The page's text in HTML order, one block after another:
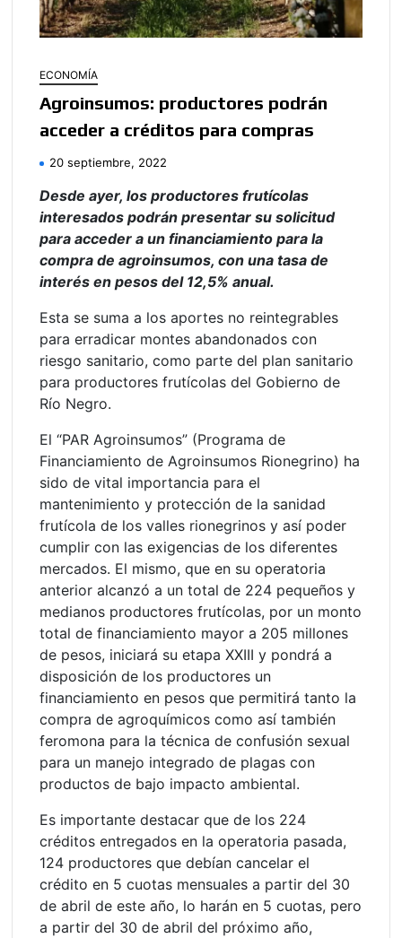
ECONOMÍA
Agroinsumos: productores podrán
acceder a créditos para compras
20 septiembre, 2022
Desde ayer, los productores frutícolas
interesados podrán presentar su solicitud
para acceder a un financiamiento para la
compra de agroinsumos, con una tasa de
interés en pesos del 12,5% anual.
Esta se suma a los aportes no reintegrables
para erradicar montes abandonados con
riesgo sanitario, como parte del plan sanitario
para productores frutícolas del Gobierno de
Río Negro.
El “PAR Agroinsumos” (Programa de
Financiamiento de Agroinsumos Rionegrino) ha
sido de vital importancia para el
mantenimiento y protección de la sanidad
frutícola de los valles rionegrinos y así poder
cumplir con las exigencias de los diferentes
mercados. El mismo, que en su operatoria
anterior alcanzó a un total de 224 pequeños y
medianos productores frutícolas, por un monto
total de financiamiento mayor a 205 millones
de pesos, iniciará su etapa XXIII y pondrá a
disposición de los productores un
financiamiento en pesos que permitirá tanto la
compra de agroquímicos como así también
feromona para la técnica de confusión sexual
para un manejo integrado de plagas con
productos de bajo impacto ambiental.
Es importante destacar que de los 224
créditos entregados en la operatoria pasada,
124 productores que debían cancelar el
crédito en 5 cuotas mensuales a partir del 30
de abril de este año, lo harán en 5 cuotas, pero
a partir del 30 de abril del próximo año,